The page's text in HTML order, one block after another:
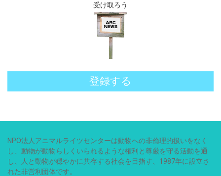
受け取ろう
登録する
NPO法人アニマルライツセンターは動物への非倫理的扱いをなく
し、動物が動物らしくいられるような権利と尊厳を守る活動を通
し、人と動物が穏やかに共存する社会を目指す、1987年に設立さ
れた非営利団体です。